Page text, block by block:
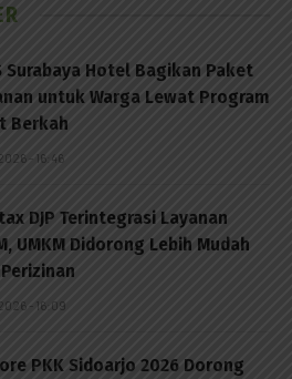
Surabaya Hotel Bagikan Paket
untuk Warga Lewat Program
Berkah
- 16:46
DJP Terintegrasi Layanan
UMKM Didorong Lebih Mudah
- 16:09
PKK Sidoarjo 2026 Dorong